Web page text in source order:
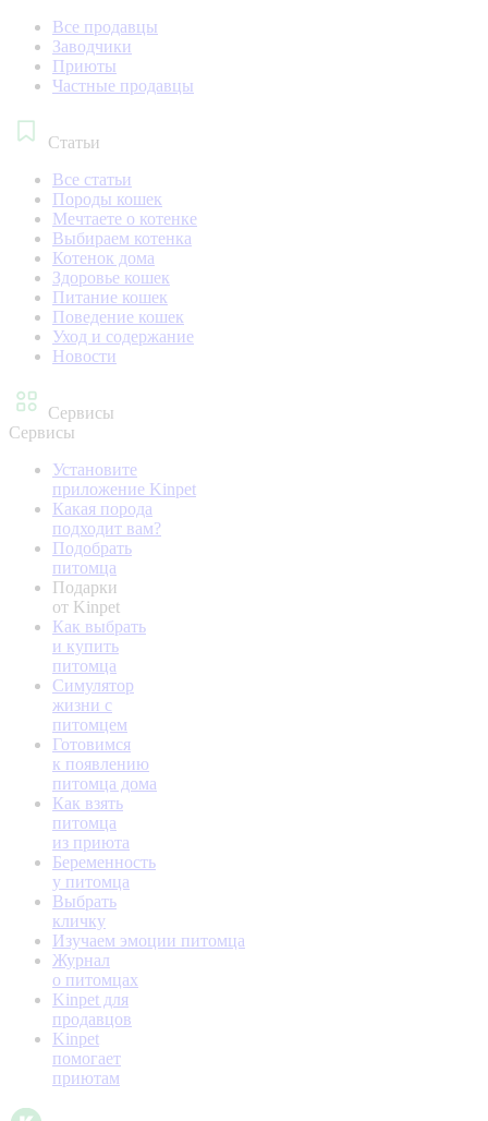
Все продавцы
Заводчики
Приюты
Частные продавцы
Статьи
Все статьи
Породы кошек
Мечтаете о котенке
Выбираем котенка
Котенок дома
Здоровье кошек
Питание кошек
Поведение кошек
Уход и содержание
Новости
Сервисы
Сервисы
Установите
приложение Kinpet
Какая порода
подходит вам?
Подобрать
питомца
Подарки
от Kinpet
Как выбрать
и купить
питомца
Симулятор
жизни с
питомцем
Готовимся
к появлению
питомца дома
Как взять
питомца
из приюта
Беременность
у питомца
Выбрать
кличку
Изучаем эмоции питомца
Журнал
о питомцах
Kinpet для
продавцов
Kinpet
помогает
приютам